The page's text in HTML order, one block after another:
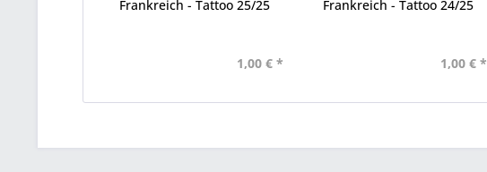
Frankreich - Tattoo 25/25
1,00 € *
Frankreich - Tattoo 24/25
1,00 € *